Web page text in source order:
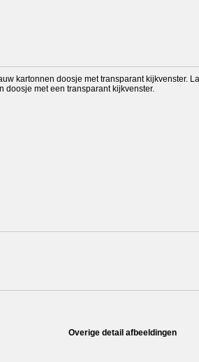
kartonnen doosje met transparant kijkvenster.
doosje met een transparant kijkvenster.
Overige detail afbeeldingen